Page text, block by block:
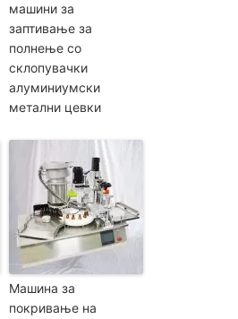
машини за
заптивање за
полнење со
склопувачки
алуминиумски
метални цевки
Машина за
покривање на